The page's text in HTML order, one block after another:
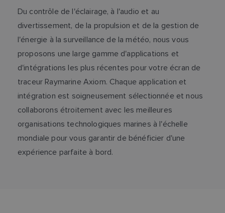
Du contrôle de l'éclairage, à l'audio et au
divertissement, de la propulsion et de la gestion de
l'énergie à la surveillance de la météo, nous vous
proposons une large gamme d'applications et
d'intégrations les plus récentes pour votre écran de
traceur Raymarine Axiom. Chaque application et
intégration est soigneusement sélectionnée et nous
collaborons étroitement avec les meilleures
organisations technologiques marines à l'échelle
mondiale pour vous garantir de bénéficier d'une
expérience parfaite à bord.